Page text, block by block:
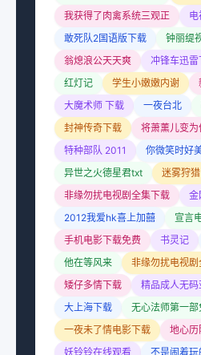
我获得了肉禽系统三观正
敢死队2国语版下载
钟丽缇
翁熄浪公天天爽
冲锋车迅雷
红灯记
学生小嫩嫩内谢
大魔术师 下载
一夜台北
封神传奇下载
将萧薰儿变
特种部队 2011
你微笑时好
异世之火德星君txt
迷雾狩猎
非缘勿扰电视剧全集下载
金
2012我爱hk喜上加囍
宣言
手机电影下载免费
书灵记
他在等风来
非缘勿扰电视
矮仔多情下载
大上海下载
无心法师第一部
一夜未了情电影下载
地心
妖铃铃在线观看
不是闹着玩